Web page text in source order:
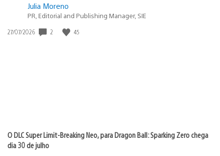
Julia Moreno
PR, Editorial and Publishing Manager, SIE
Data
27/07/2026 2 45
O DLC Super Limit-Breaking Neo, para Dragon Ball: Sparking Zero chega
dia 30 de julho